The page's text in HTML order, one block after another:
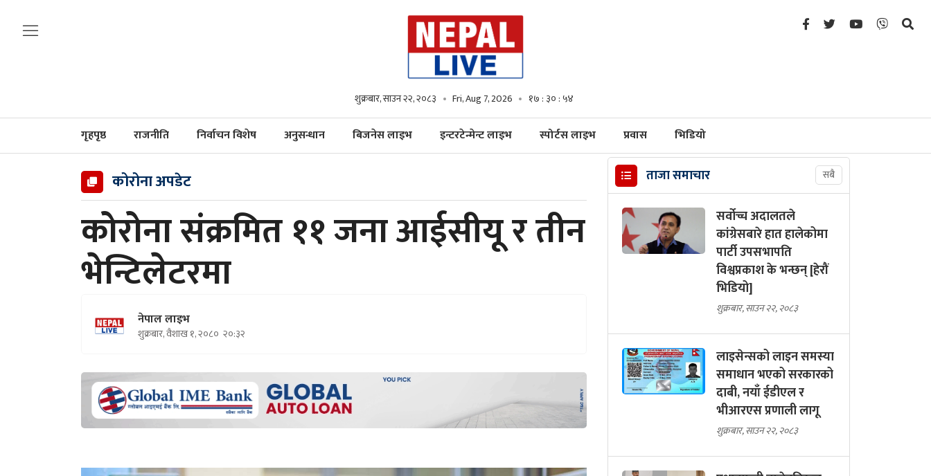
शुक्रबार, साउन २२, २०८३ Fri, Aug 7, 2026 १७ : ३० : ५५
गृहपृष्ठ राजनीति निर्वाचन विशेष अनुसन्धान बिजनेस लाइभ इन्टरटेन्मेन्ट लाइभ स्पोर्टस लाइभ प्रवास भिडियो
कोरोना अपडेट
कोरोना संक्रमित ११ जना आईसीयू र तीन
भेन्टिलेटरमा
नेपाल लाइभ
शुक्रबार, वैशाख १, २०८० २०:३२
ताजा समाचार सबै
सर्वोच्च अदालतले
कांग्रेसबारे हात हालेकोमा
पार्टी उपसभापति
विश्वप्रकाश के भन्छन् [हेरौं
भिडियो]
शुक्रबार, साउन २२, २०८३
लाइसेन्सको लाइन समस्या
समाधान भएको सरकारको
दाबी, नयाँ ईडीएल र
भीआरएस प्रणाली लागू
शुक्रबार, साउन २२, २०८३